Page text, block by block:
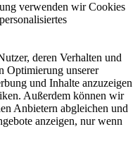
verwenden wir Cookies
deren Verhalten und
Optimierung unserer
und Inhalte anzuzeigen
Außerdem können wir
Anbietern abgleichen und
anzeigen, nur wenn